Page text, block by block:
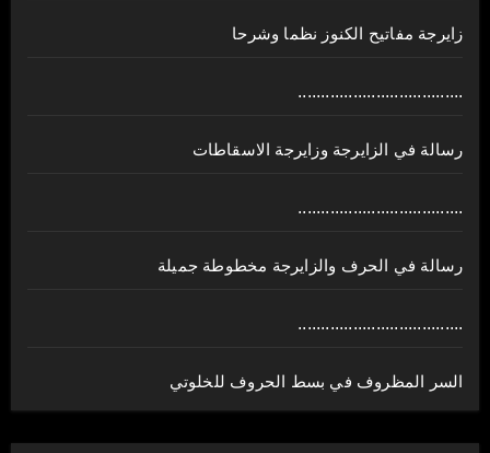
زايرجة مفاتيح الكنوز نظما وشرحا
....................................
رسالة في الزايرجة وزايرجة الاسقاطات
....................................
رسالة في الحرف والزايرجة مخطوطة جميلة
....................................
السر المظروف في بسط الحروف للخلوتي